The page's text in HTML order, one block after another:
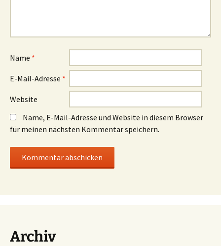
Name *
E-Mail-Adresse *
Website
Name, E-Mail-Adresse und Website in diesem Browser
für meinen nächsten Kommentar speichern.
Archiv